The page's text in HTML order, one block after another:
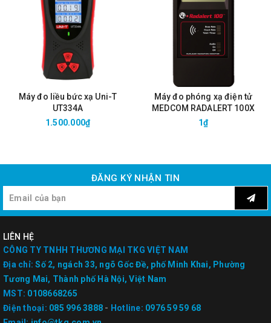
Máy đo liều bức xạ Uni-T
UT334A
1.500.000₫
Máy đo phóng xạ điện tử
MEDCOM RADALERT 100X
1₫
ĐĂNG KÝ NHẬN TIN
LIÊN HỆ
CÔNG TY TNHH THƯƠNG MẠI TKG VIỆT NAM
Địa chỉ: Số 2, ngách 33, ngõ Gốc Đề, phố Minh Khai, Phường
Tương Mai, Thành phố Hà Nội, Việt Nam
MST: 0108668265
Điện thoại: 085 996 3888 - Hotline: 0976 59 59 68